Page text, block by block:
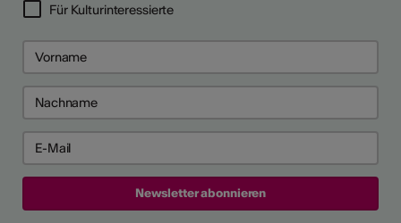
Für Kulturinteressierte